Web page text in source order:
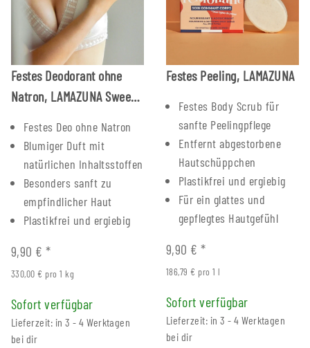
Festes Deodorant ohne
Natron, LAMAZUNA Sweet
Festes Deo ohne Natron
Blumiger Duft mit
natürlichen Inhaltsstoffen
Besonders sanft zu
empfindlicher Haut
Plastikfrei und ergiebig
9,90 €*
330,00 € pro 1 kg
Sofort verfügbar
Lieferzeit: in 3 - 4 Werktagen
bei dir
Festes Peeling, LAMAZUNA
Festes Body Scrub für
sanfte Peelingpflege
Entfernt abgestorbene
Hautschüppchen
Plastikfrei und ergiebig
Für ein glattes und
gepflegtes Hautgefühl
9,90 €*
186,79 € pro 1 l
Sofort verfügbar
Lieferzeit: in 3 - 4 Werktagen
bei dir